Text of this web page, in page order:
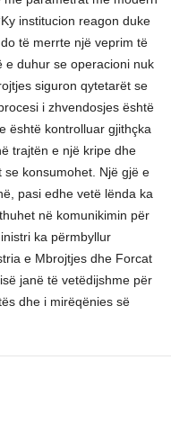
institucion reagon duke
të merrte një veprim të
e duhur se operacioni nuk
siguron qytetarët se
i zhvendosjes është
është kontrolluar gjithçka
trajtën e një kripe dhe
konsumohet. Një gjë e
pasi edhe vetë lënda ka
në komunikimin për
ka përmbyllur
e Mbrojtjes dhe Forcat
janë të vetëdijshme për
dhe i mirëqënies së